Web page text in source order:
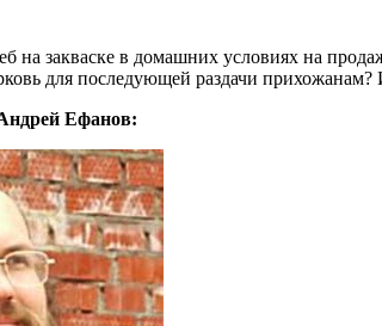
на закваске в домашних условиях на
для последующей раздачи
Ефанов: